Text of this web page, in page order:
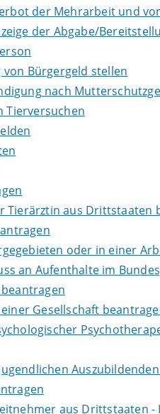
der Mehrarbeit und
der Abgabe/
Bürgergeld stellen
nach
Tierversuchen
Tierärztin aus Drittstaaten
oder in einer
an Aufenthalte im
Gesellschaft
aus Drittstaaten -